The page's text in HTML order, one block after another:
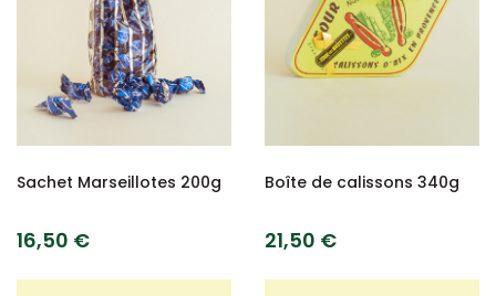
Sachet Marseillotes 200g
16,50 €
Boîte de calissons 340g
21,50 €